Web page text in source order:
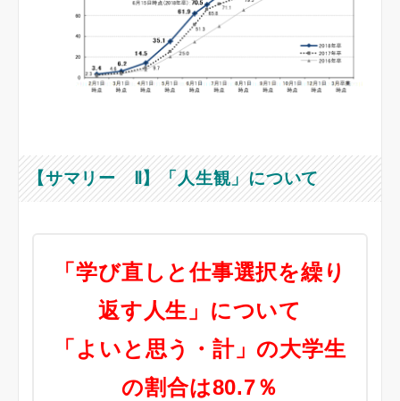
【サマリー Ⅱ】「人生観」について
「学び直しと仕事選択を繰り
返す人生」について
「よいと思う・計」の大学生
の割合は80.7％